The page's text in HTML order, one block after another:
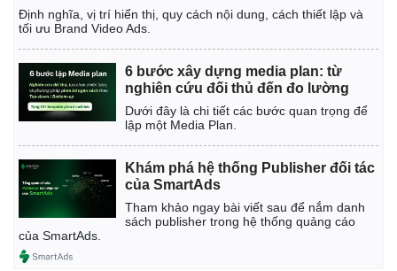
Định nghĩa, vị trí hiển thị, quy cách nội dung, cách thiết lập và
tối ưu Brand Video Ads.
6 bước xây dựng media plan: từ
nghiên cứu đối thủ đến đo lường
Dưới đây là chi tiết các bước quan trọng để
lập một Media Plan.
Khám phá hệ thống Publisher đối tác
của SmartAds
Tham khảo ngay bài viết sau để nắm danh
sách publisher trong hệ thống quảng cáo
của SmartAds.